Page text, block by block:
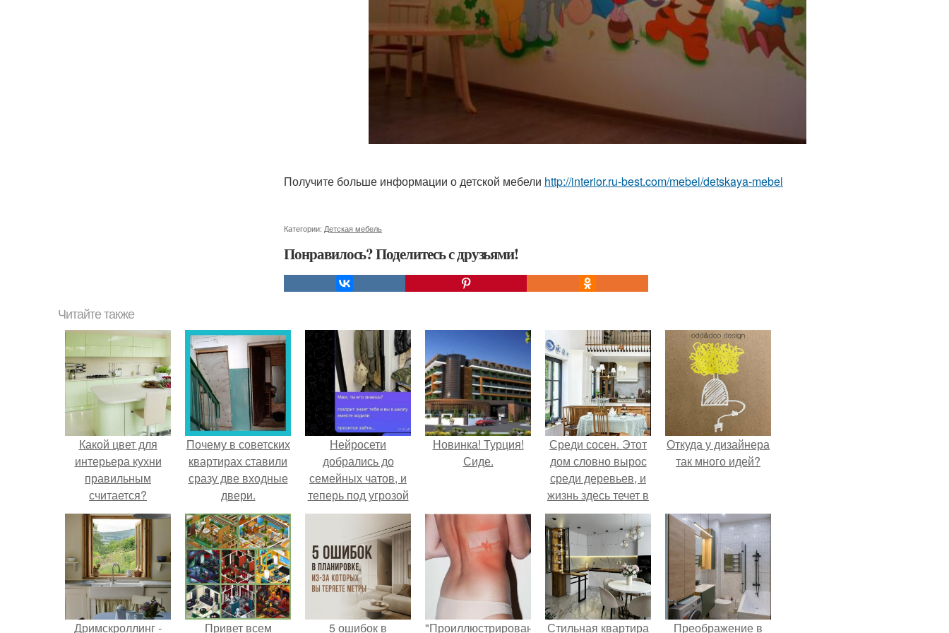
Получите больше информации о детской мебели http://interior.ru-best.com/mebel/detskaya-mebel
Категории: Детская мебель
Понравилось? Поделитесь с друзьями!
Читайте также
Какой цвет для
интерьера кухни
правильным
считается?
Почему в советских
квартирах ставили
сразу две входные
двери.
Нейросети
добрались до
семейных чатов, и
теперь под угрозой
мамины нервы.
Новинка! Турция!
Сиде.
Среди сосен. Этот
дом словно вырос
среди деревьев, и
жизнь здесь течет в
собственном ритме
- спокойно, без
спешки и лишнего
шума.
Откуда у дизайнера
так много идей?
Дримскроллинг - Привет всем 5 ошибок в "ПроиллюстрированныеСтильная квартира Преображение в